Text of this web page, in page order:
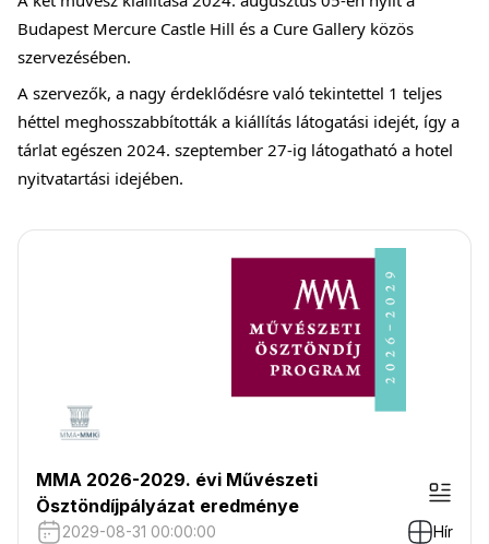
Budapest Mercure Castle Hill és a Cure Gallery közös
szervezésében.
A szervezők, a nagy érdeklődésre való tekintettel 1 teljes
héttel meghosszabbították a kiállítás látogatási idejét, így a
tárlat egészen 2024. szeptember 27-ig látogatható a hotel
nyitvatartási idejében.
MMA 2026-2029. évi Művészeti
Ösztöndíjpályázat eredménye
2029-08-31 00:00:00 Hír